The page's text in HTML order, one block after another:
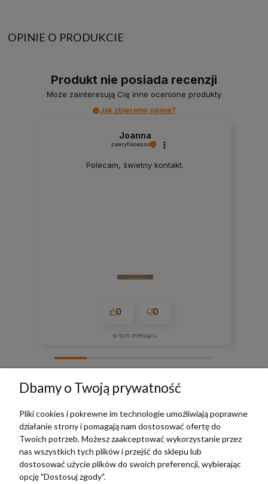
OPINIE O PRODUKCIE
Produkt nie posiada recenzji
Może zainteresują Cię inne ocenione produkty
Jak zbieramy opinie?
Joanna
zweryfikowano
Polecam, świetny kontakt.
0 0
w tym miesiącu
TERRADECO
BAZA WIEDZY
Dbamy o Twoją prywatność
Pliki cookies i pokrewne im technologie umożliwiają poprawne
działanie strony i pomagają nam dostosować ofertę do
Twoich potrzeb. Możesz zaakceptować wykorzystanie przez
nas wszystkich tych plików i przejść do sklepu lub
dostosować użycie plików do swoich preferencji, wybierając
opcję "Dostosuj zgody".